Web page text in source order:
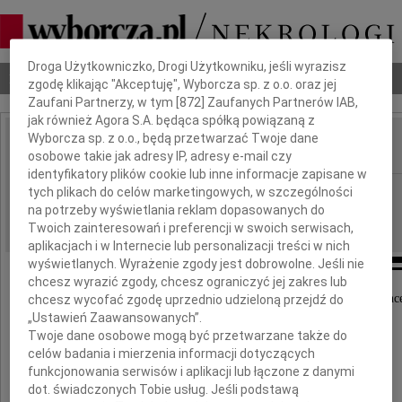
Nekrologi Odeszli Poradnik pogrzebowy
IMIĘ I NAZWISKO:
REGION: Bydgoszcz
DATA EMISJI: 05.08.2009
Wyrazy głębokiego współczucia naszej
Edycie Królikowskiej
z powodu śmierci
Dbamy o Twoją prywatność
Droga Użytkowniczko, Drogi Użytkowniku, jeśli wyrazisz
zgodę klikając "Akceptuję", Wyborcza sp. z o.o. oraz jej
Zaufani Partnerzy, w tym [872 ] Zaufanych Partnerów IAB,
jak również Agora S.A. będąca spółką powiązaną z
Wyborcza sp. z o.o., będą przetwarzać Twoje dane
osobowe takie jak adresy IP, adresy e-mail czy
identyfikatory plików cookie lub inne informacje zapisane w
tych plikach do celów marketingowych, w szczególności
na potrzeby wyświetlania reklam dopasowanych do
Twoich zainteresowań i preferencji w swoich serwisach,
aplikacjach i w Internecie lub personalizacji treści w nich
wyświetlanych. Wyrażenie zgody jest dobrowolne. Jeśli nie
chcesz wyrazić zgody, chcesz ograniczyć jej zakres lub
chcesz wycofać zgodę uprzednio udzieloną przejdź do
„Ustawień Zaawansowanych”.
Twoje dane osobowe mogą być przetwarzane także do
celów badania i mierzenia informacji dotyczących
funkcjonowania serwisów i aplikacji lub łączone z danymi
dot. świadczonych Tobie usług. Jeśli podstawą